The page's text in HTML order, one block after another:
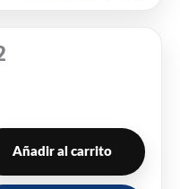
Añadir al carrito